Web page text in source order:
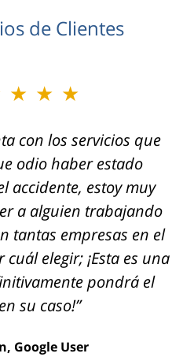
de Clientes
con los servicios que
odio haber estado
accidente, estoy muy
a alguien trabajando
tantas empresas en el
elegir; ¡Esta es una
pondrá el
su caso!”
Google User
Jeffrey Glassman Injury
y frustrante caso
laboral y tuve una
fantástica.
expertos,
cuidadosos.
lo
de Yelp